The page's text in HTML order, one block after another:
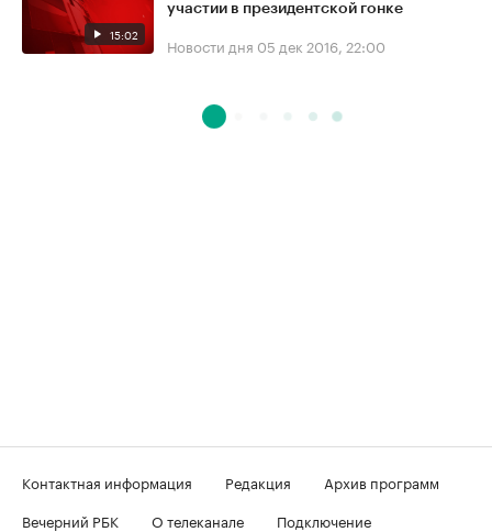
15:02
участии в президентской гонке
Новости дня 05 дек 2016, 22:00
Контактная информация Редакция
Архив программ
Вечерний РБК
О телеканале
Подключение